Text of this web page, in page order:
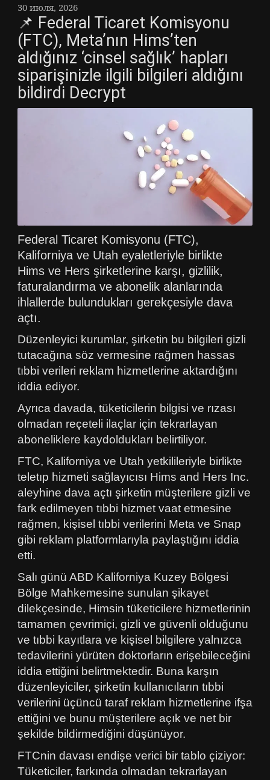
30 июля, 2026
📌 Federal Ticaret Komisyonu
(FTC), Meta’nın Hims’ten
aldığınız ‘cinsel sağlık’ hapları
siparişinizle ilgili bilgileri aldığını
bildirdi Decrypt
Federal Ticaret Komisyonu (FTC),
Kaliforniya ve Utah eyaletleriyle birlikte
Hims ve Hers şirketlerine karşı, gizlilik,
faturalandırma ve abonelik alanlarında
ihlallerde bulundukları gerekçesiyle dava
açtı.
Düzenleyici kurumlar, şirketin bu bilgileri gizli
tutacağına söz vermesine rağmen hassas
tıbbi verileri reklam hizmetlerine aktardığını
iddia ediyor.
Ayrıca davada, tüketicilerin bilgisi ve rızası
olmadan reçeteli ilaçlar için tekrarlayan
aboneliklere kaydoldukları belirtiliyor.
FTC, Kaliforniya ve Utah yetkilileriyle birlikte
teletıp hizmeti sağlayıcısı Hims and Hers Inc.
aleyhine dava açtı şirketin müşterilere gizli ve
fark edilmeyen tıbbi hizmet vaat etmesine
rağmen, kişisel tıbbi verilerini Meta ve Snap
gibi reklam platformlarıyla paylaştığını iddia
etti.
Salı günü ABD Kaliforniya Kuzey Bölgesi
Bölge Mahkemesine sunulan şikayet
dilekçesinde, Himsin tüketicilere hizmetlerinin
tamamen çevrimiçi, gizli ve güvenli olduğunu
ve tıbbi kayıtlara ve kişisel bilgilere yalnızca
tedavilerini yürüten doktorların erişebileceğini
iddia ettiğini belirtmektedir. Buna karşın
düzenleyiciler, şirketin kullanıcıların tıbbi
verilerini üçüncü taraf reklam hizmetlerine ifşa
ettiğini ve bunu müşterilere açık ve net bir
şekilde bildirmediğini düşünüyor.
FTCnin davası endişe verici bir tablo çiziyor:
Tüketiciler, farkında olmadan tekrarlayan